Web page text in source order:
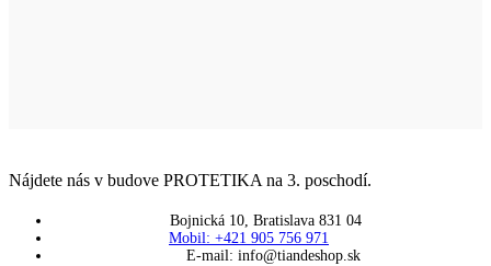
Nájdete nás v budove PROTETIKA na 3. poschodí.
Bojnická 10, Bratislava 831 04
Mobil: +421 905 756 971
E-mail: info@tiandeshop.sk